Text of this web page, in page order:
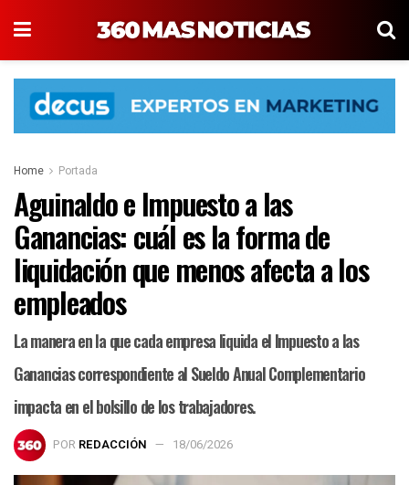
Home Portada
Aguinaldo e Impuesto a las
Ganancias: cuál es la forma de
liquidación que menos afecta a los
empleados
La manera en la que cada empresa liquida el Impuesto a las
Ganancias correspondiente al Sueldo Anual Complementario
impacta en el bolsillo de los trabajadores.
POR REDACCIÓN 18/06/2026